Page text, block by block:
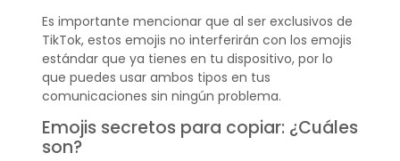
Es importante mencionar que al ser exclusivos de
TikTok, estos emojis no interferirán con los emojis
estándar que ya tienes en tu dispositivo, por lo
que puedes usar ambos tipos en tus
comunicaciones sin ningún problema.
Emojis secretos para copiar: ¿Cuáles
son?